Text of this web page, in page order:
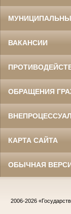
ВАКАНСИИ
ОБРАЩЕНИЯ
КАРТА САЙТА
ОБЫЧНАЯ
2006-2026